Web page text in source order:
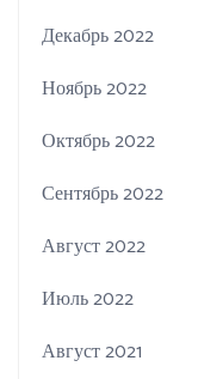
Декабрь 2022
Ноябрь 2022
Октябрь 2022
Сентябрь 2022
Август 2022
Июль 2022
Август 2021